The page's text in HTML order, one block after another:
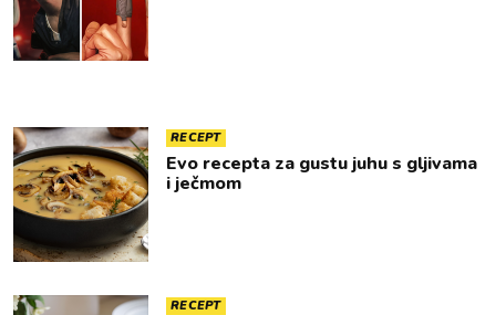
RECEPT
Evo recepta za gustu juhu s gljivama
i ječmom
RECEPT